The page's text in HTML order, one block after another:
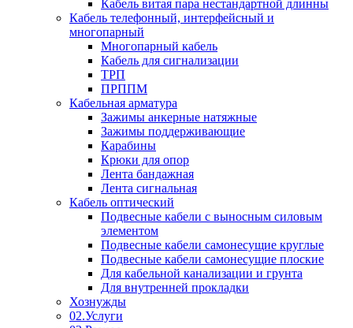
Кабель витая пара нестандартной длинны
Кабель телефонный, интерфейсный и
многопарный
Многопарный кабель
Кабель для сигнализации
ТРП
ПРППМ
Кабельная арматура
Зажимы анкерные натяжные
Зажимы поддерживающие
Карабины
Крюки для опор
Лента бандажная
Лента сигнальная
Кабель оптический
Подвесные кабели с выносным силовым
элементом
Подвесные кабели самонесущие круглые
Подвесные кабели самонесущие плоские
Для кабельной канализации и грунта
Для внутренней прокладки
Хознужды
02.Услуги